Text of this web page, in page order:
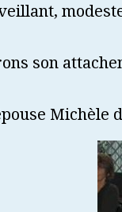
son
Michèle